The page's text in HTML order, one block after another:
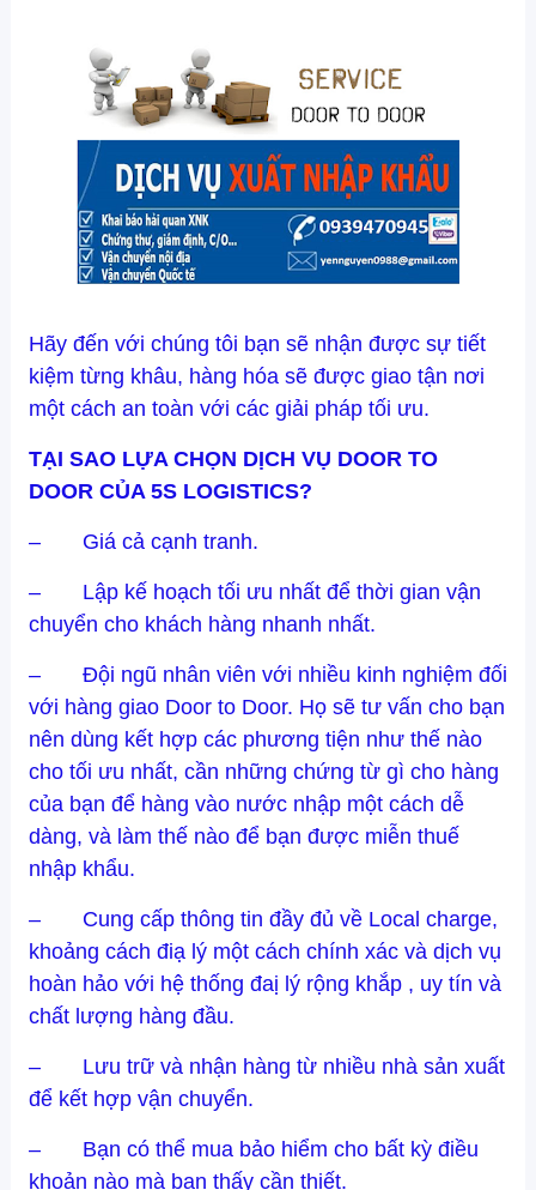
Hãy đến với chúng tôi bạn sẽ nhận được sự tiết
kiệm từng khâu, hàng hóa sẽ được giao tận nơi
một cách an toàn với các giải pháp tối ưu.
TẠI SAO LỰA CHỌN DỊCH VỤ DOOR TO
DOOR CỦA 5S LOGISTICS?
– Giá cả cạnh tranh.
– Lập kế hoạch tối ưu nhất để thời gian vận
chuyển cho khách hàng nhanh nhất.
– Đội ngũ nhân viên với nhiều kinh nghiệm đối
với hàng giao Door to Door. Họ sẽ tư vấn cho bạn
nên dùng kết hợp các phương tiện như thế nào
cho tối ưu nhất, cần những chứng từ gì cho hàng
của bạn để hàng vào nước nhập một cách dễ
dàng, và làm thế nào để bạn được miễn thuế
nhập khẩu.
– Cung cấp thông tin đầy đủ về Local charge,
khoảng cách điạ lý một cách chính xác và dịch vụ
hoàn hảo với hệ thống đaị lý rộng khắp , uy tín và
chất lượng hàng đầu.
– Lưu trữ và nhận hàng từ nhiều nhà sản xuất
để kết hợp vận chuyển.
– Bạn có thể mua bảo hiểm cho bất kỳ điều
khoản nào mà bạn thấy cần thiết.